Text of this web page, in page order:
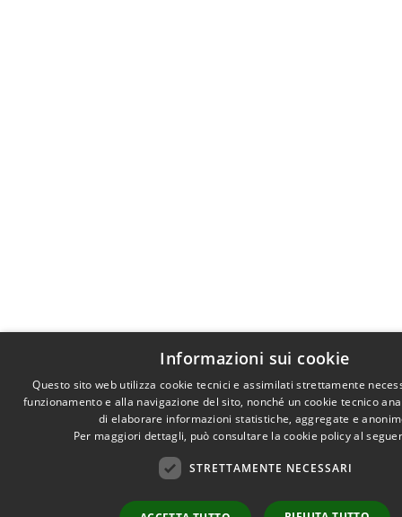
Informazioni sui cookie
Questo sito web utilizza cookie tecnici e assimilati strettamente
funzionamento e alla navigazione del sito, nonché un cookie tecnico
di elaborare informazioni statistiche, aggregate e
Per maggiori dettagli, può consultare la cookie policy al
STRETTAMENTE NECESSARI